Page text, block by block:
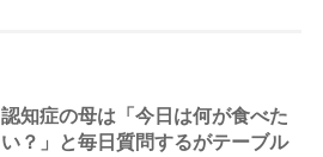
認知症の母は「今日は何が食べた
い？」と毎日質問するがテーブル